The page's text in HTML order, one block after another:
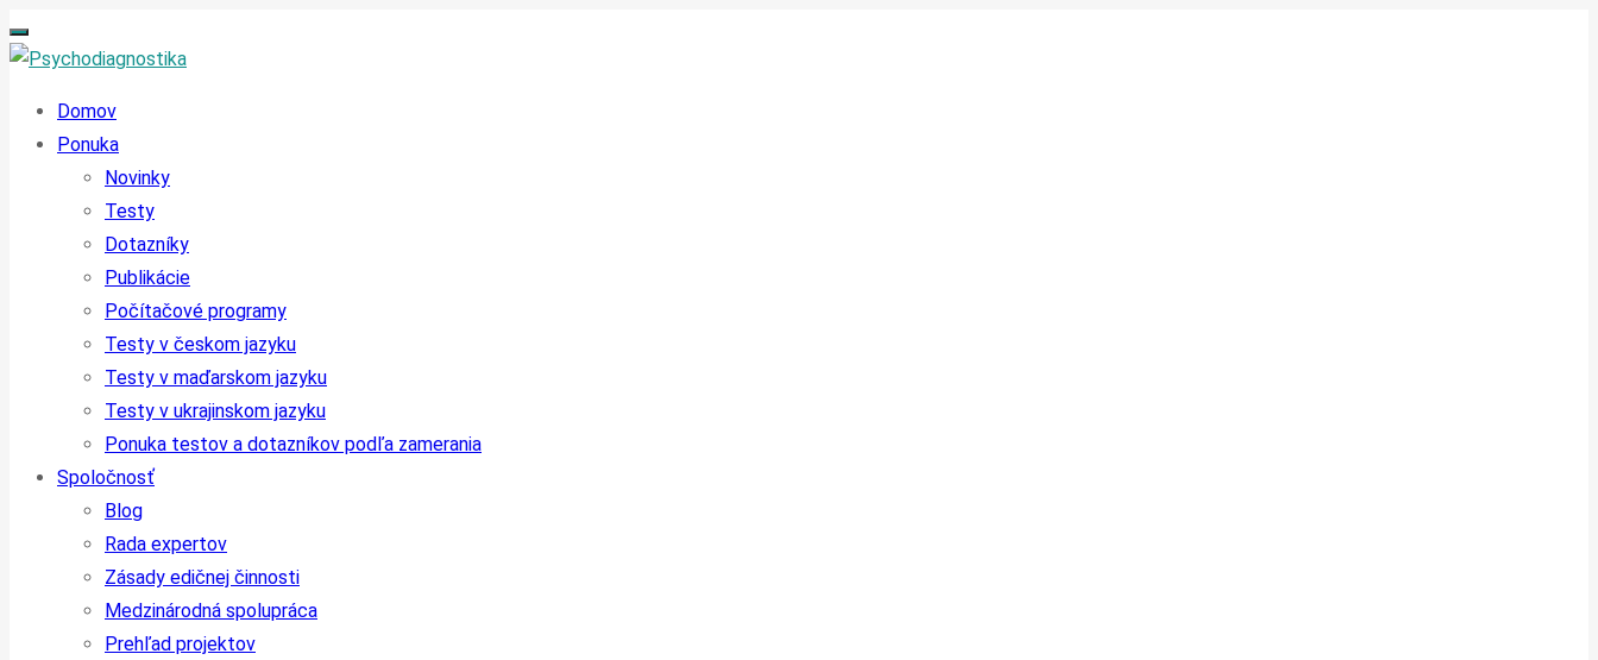
Domov
Ponuka
Novinky
Testy
Dotazníky
Publikácie
Počítačové programy
Testy v českom jazyku
Testy v maďarskom jazyku
Testy v ukrajinskom jazyku
Ponuka testov a dotazníkov podľa zamerania
Spoločnosť
Blog
Rada expertov
Zásady edičnej činnosti
Medzinárodná spolupráca
Prehľad projektov